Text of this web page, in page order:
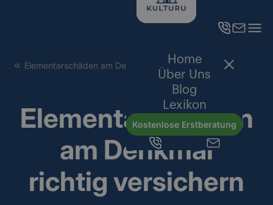
Home
Über Uns
Blog
Lexikon
Kostenlose Erstberatung
Elementarschäden am Denkmal richtig versichern
Elementarschäden
am Denkmal
richtig versichern